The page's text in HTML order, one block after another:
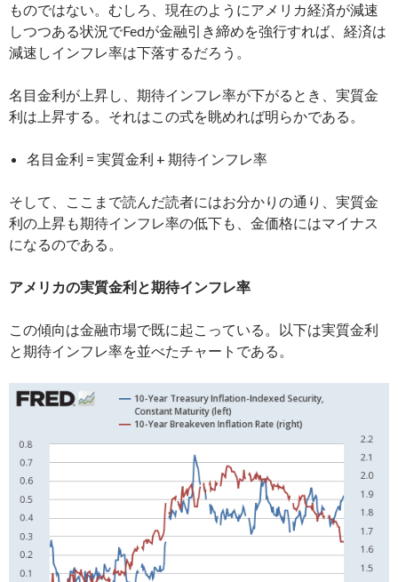
ものではない。むしろ、現在のようにアメリカ経済が減速
しつつある状況でFedが金融引き締めを強行すれば、経済は
減速しインフレ率は下落するだろう。
名目金利が上昇し、期待インフレ率が下がるとき、実質金
利は上昇する。それはこの式を眺めれば明らかである。
名目金利 = 実質金利 + 期待インフレ率
そして、ここまで読んだ読者にはお分かりの通り、実質金
利の上昇も期待インフレ率の低下も、金価格にはマイナス
になるのである。
アメリカの実質金利と期待インフレ率
この傾向は金融市場で既に起こっている。以下は実質金利
と期待インフレ率を並べたチャートである。